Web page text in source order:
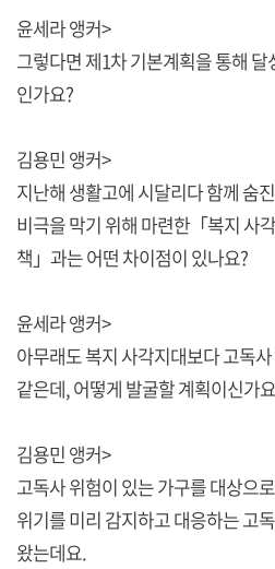
윤세라 앵커>
그렇다면 제1차 기본계획을 통해
인가요?
김용민 앵커>
지난해 생활고에 시달리다 함께 숨
비극을 막기 위해 마련한「복지 사
책」과는 어떤 차이점이 있나요?
윤세라 앵커>
아무래도 복지 사각지대보다 고독
같은데, 어떻게 발굴할 계획이신가
김용민 앵커>
고독사 위험이 있는 가구를 대상으
위기를 미리 감지하고 대응하는 고
왔는데요.